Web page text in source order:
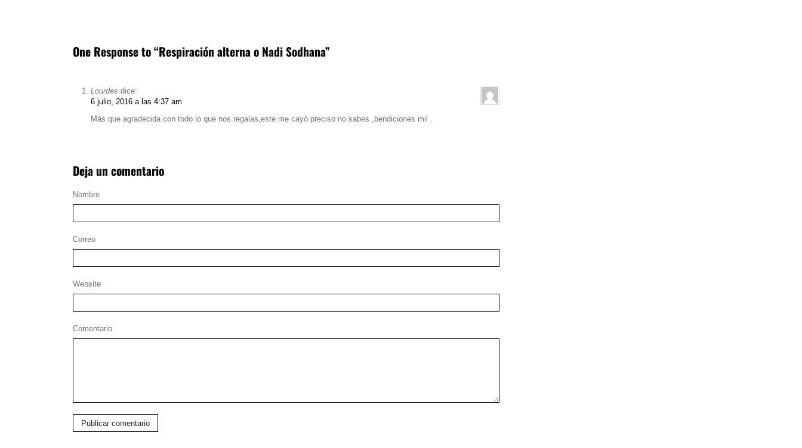
One Response to “Respiración alterna o Nadi Sodhana”
Lourdes dice:
6 julio, 2016 a las 4:37 am
Más que agradecida con todo lo que nos regalas,este me cayó preciso no sabes ,bendiciones mil .
Deja un comentario
Nombre
Correo
Website
Comentario
Publicar comentario